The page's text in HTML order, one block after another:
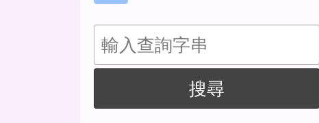
搜
尋
搜尋